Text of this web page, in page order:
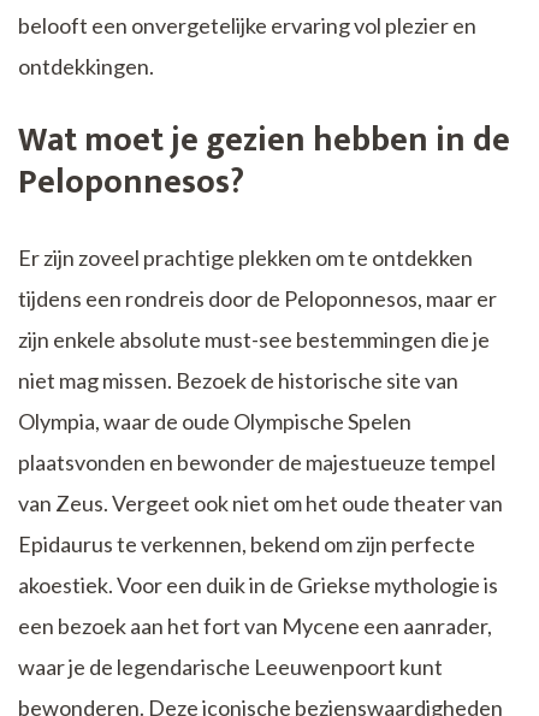
belooft een onvergetelijke ervaring vol plezier en
ontdekkingen.
Wat moet je gezien hebben in de
Peloponnesos?
Er zijn zoveel prachtige plekken om te ontdekken
tijdens een rondreis door de Peloponnesos, maar er
zijn enkele absolute must-see bestemmingen die je
niet mag missen. Bezoek de historische site van
Olympia, waar de oude Olympische Spelen
plaatsvonden en bewonder de majestueuze tempel
van Zeus. Vergeet ook niet om het oude theater van
Epidaurus te verkennen, bekend om zijn perfecte
akoestiek. Voor een duik in de Griekse mythologie is
een bezoek aan het fort van Mycene een aanrader,
waar je de legendarische Leeuwenpoort kunt
bewonderen. Deze iconische bezienswaardigheden